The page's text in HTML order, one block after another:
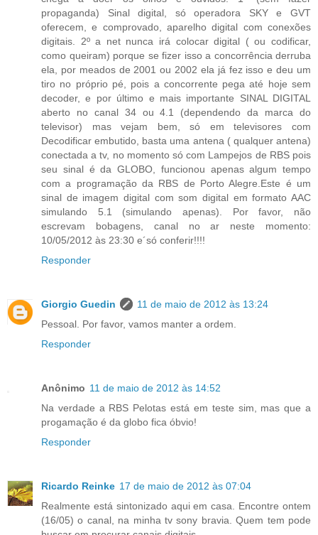
propaganda) Sinal digital, só operadora SKY e GVT
oferecem, e comprovado, aparelho digital com conexões
digitais. 2º a net nunca irá colocar digital ( ou codificar,
como queiram) porque se fizer isso a concorrência derruba
ela, por meados de 2001 ou 2002 ela já fez isso e deu um
tiro no próprio pé, pois a concorrente pega até hoje sem
decoder, e por último e mais importante SINAL DIGITAL
aberto no canal 34 ou 4.1 (dependendo da marca do
televisor) mas vejam bem, só em televisores com
Decodificar embutido, basta uma antena ( qualquer antena)
conectada a tv, no momento só com Lampejos de RBS pois
seu sinal é da GLOBO, funcionou apenas algum tempo
com a programação da RBS de Porto Alegre.Este é um
sinal de imagem digital com som digital em formato AAC
simulando 5.1 (simulando apenas). Por favor, não
escrevam bobagens, canal no ar neste momento:
10/05/2012 às 23:30 e´só conferir!!!!
Responder
Giorgio Guedin
11 de maio de 2012 às 13:24
Pessoal. Por favor, vamos manter a ordem.
Responder
Anônimo 11 de maio de 2012 às 14:52
Na verdade a RBS Pelotas está em teste sim, mas que a
progamação é da globo fica óbvio!
Responder
Ricardo Reinke 17 de maio de 2012 às 07:04
Realmente está sintonizado aqui em casa. Encontre ontem
(16/05) o canal, na minha tv sony bravia. Quem tem pode